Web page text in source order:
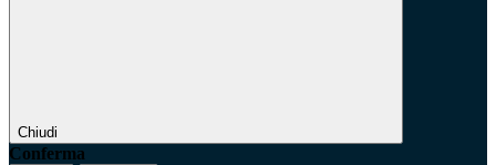
Chiudi
Conferma